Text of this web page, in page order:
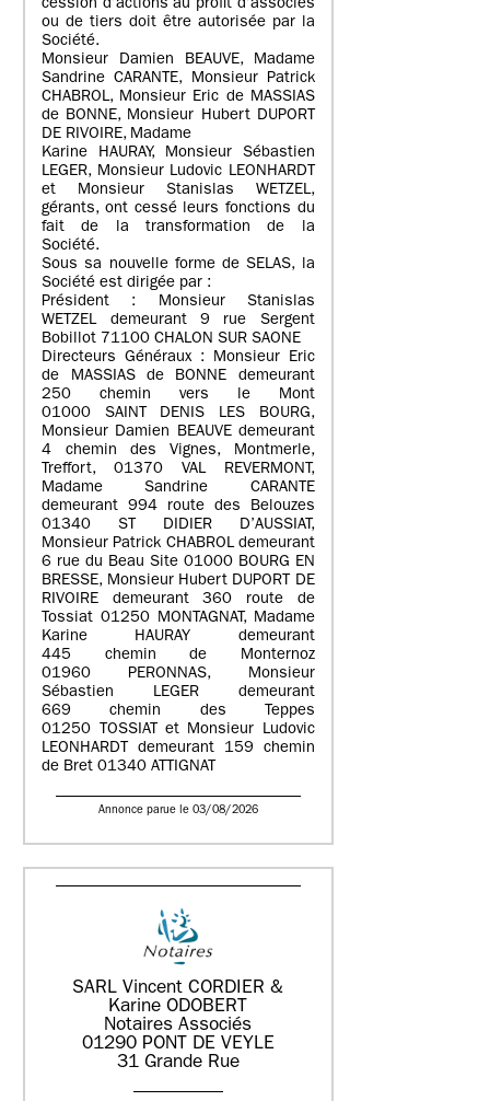
cession d’actions au profit d’associés
ou de tiers doit être autorisée par la
Société.
Monsieur Damien BEAUVE, Madame
Sandrine CARANTE, Monsieur Patrick
CHABROL, Monsieur Eric de MASSIAS
de BONNE, Monsieur Hubert DUPORT
DE RIVOIRE, Madame
Karine HAURAY, Monsieur Sébastien
LEGER, Monsieur Ludovic LEONHARDT
et Monsieur Stanislas WETZEL,
gérants, ont cessé leurs fonctions du
fait de la transformation de la
Société.
Sous sa nouvelle forme de SELAS, la
Société est dirigée par :
Président : Monsieur Stanislas
WETZEL demeurant 9 rue Sergent
Bobillot 71100 CHALON SUR SAONE
Directeurs Généraux : Monsieur Eric
de MASSIAS de BONNE demeurant
250 chemin vers le Mont
01000 SAINT DENIS LES BOURG,
Monsieur Damien BEAUVE demeurant
4 chemin des Vignes, Montmerle,
Treffort, 01370 VAL REVERMONT,
Madame Sandrine CARANTE
demeurant 994 route des Belouzes
01340 ST DIDIER D’AUSSIAT,
Monsieur Patrick CHABROL demeurant
6 rue du Beau Site 01000 BOURG EN
BRESSE, Monsieur Hubert DUPORT DE
RIVOIRE demeurant 360 route de
Tossiat 01250 MONTAGNAT, Madame
Karine HAURAY demeurant
445 chemin de Monternoz
01960 PERONNAS, Monsieur
Sébastien LEGER demeurant
669 chemin des Teppes
01250 TOSSIAT et Monsieur Ludovic
LEONHARDT demeurant 159 chemin
de Bret 01340 ATTIGNAT
Annonce parue le 03/08/2026
SARL Vincent CORDIER &
Karine ODOBERT
Notaires Associés
01290 PONT DE VEYLE
31 Grande Rue